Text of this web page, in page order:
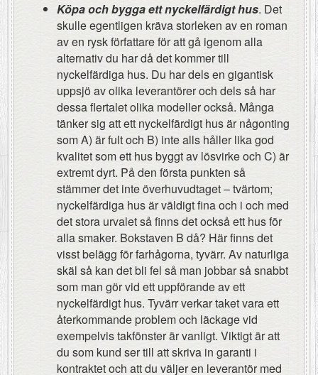
Köpa och bygga ett nyckelfärdigt hus. Det
skulle egentligen kräva storleken av en roman
av en rysk författare för att gå igenom alla
alternativ du har då det kommer till
nyckelfärdiga hus. Du har dels en gigantisk
uppsjö av olika leverantörer och dels så har
dessa flertalet olika modeller också. Många
tänker sig att ett nyckelfärdigt hus är någonting
som A) är fult och B) inte alls håller lika god
kvalitet som ett hus byggt av lösvirke och C) är
extremt dyrt. På den första punkten så
stämmer det inte överhuvudtaget – tvärtom;
nyckelfärdiga hus är väldigt fina och i och med
det stora urvalet så finns det också ett hus för
alla smaker. Bokstaven B då? Här finns det
visst belägg för farhågorna, tyvärr. Av naturliga
skäl så kan det bli fel så man jobbar så snabbt
som man gör vid ett uppförande av ett
nyckelfärdigt hus. Tyvärr verkar taket vara ett
återkommande problem och läckage vid
exempelvis takfönster är vanligt. Viktigt är att
du som kund ser till att skriva in garanti i
kontraktet och att du väljer en leverantör med